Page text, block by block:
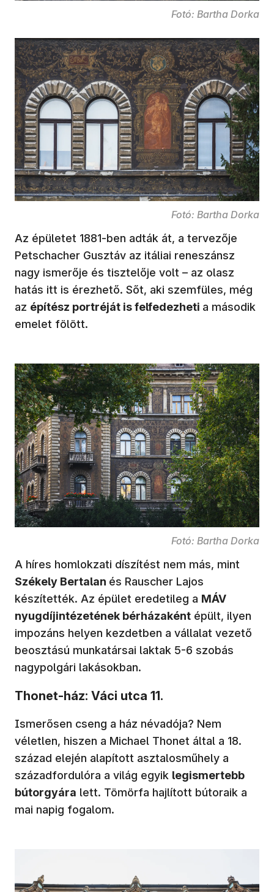
Fotó: Bartha Dorka
Fotó: Bartha Dorka
Az épületet 1881-ben adták át, a tervezője
Petschacher Gusztáv az itáliai reneszánsz
nagy ismerője és tisztelője volt – az olasz
hatás itt is érezhető. Sőt, aki szemfüles, még
az építész portréját is felfedezheti a második
emelet fölött.
Fotó: Bartha Dorka
A híres homlokzati díszítést nem más, mint
Székely Bertalan és Rauscher Lajos
készítették. Az épület eredetileg a MÁV
nyugdíjintézetének bérházaként épült, ilyen
impozáns helyen kezdetben a vállalat vezető
beosztású munkatársai laktak 5-6 szobás
nagypolgári lakásokban.
Thonet-ház: Váci utca 11.
Ismerősen cseng a ház névadója? Nem
véletlen, hiszen a Michael Thonet által a 18.
század elején alapított asztalosműhely a
századfordulóra a világ egyik legismertebb
bútorgyára lett. Tömörfa hajlított bútoraik a
mai napig fogalom.